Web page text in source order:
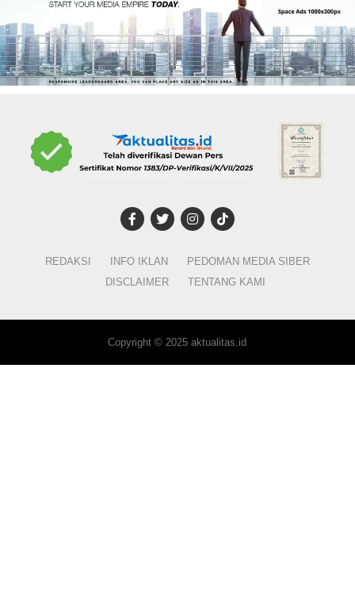
REDAKSI INFO IKLAN
PEDOMAN MEDIA SIBER
DISCLAIMER
TENTANG KAMI
Copyright © 2025 aktualitas.id